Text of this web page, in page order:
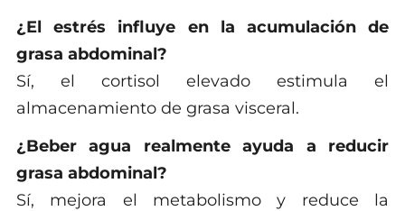
¿El estrés influye en la acumulación de
grasa abdominal?
Sí, el cortisol elevado estimula el
almacenamiento de grasa visceral.
¿Beber agua realmente ayuda a reducir
grasa abdominal?
Sí, mejora el metabolismo y reduce la